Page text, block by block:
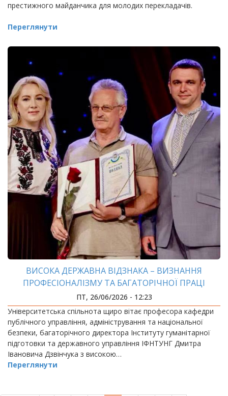
престижного майданчика для молодих перекладачів.
Переглянути
ВИСОКА ДЕРЖАВНА ВІДЗНАКА – ВИЗНАННЯ
ПРОФЕСІОНАЛІЗМУ ТА БАГАТОРІЧНОЇ ПРАЦІ
ПТ, 26/06/2026 - 12:23
Університетська спільнота щиро вітає професора кафедри
публічного управління, адміністрування та національної
безпеки, багаторічного директора Інституту гуманітарної
підготовки та державного управління ІФНТУНГ Дмитра
Івановича Дзвінчука з високою…
Переглянути